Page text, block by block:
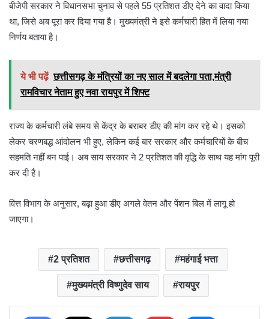
बीजेपी सरकार ने विधानसभा चुनाव से पहले 55 प्रतिशत डीए देने का वादा किया
था, जिसे अब पूरा कर दिया गया है। मुख्यमंत्री ने इसे कर्मचारी हित में लिया गया
निर्णय बताया है।
ये भी पढ़ें छत्तीसगढ़ के मंत्रियों का नए साल में बदलेगा पता,मंत्री
रामविचार नेताम हुए नवा रायपुर में शिफ्ट
राज्य के कर्मचारी लंबे समय से केंद्र के बराबर डीए की मांग कर रहे थे। इसको
लेकर चरणबद्ध आंदोलन भी हुए, लेकिन कई बार सरकार और कर्मचारियों के बीच
सहमति नहीं बन पाई। अब साय सरकार ने 2 प्रतिशत की वृद्धि के साथ यह मांग पूरी
कर दी है।
वित्त विभाग के अनुसार, बढ़ा हुआ डीए अगले वेतन और पेंशन बिल में लागू हो
जाएगा।
2 प्रतिशत छत्तीसगढ़ महंगाई भत्ता
मुख्यमंत्री विष्णुदेव साय रायपुर